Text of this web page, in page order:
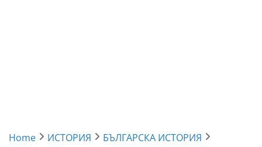
Home ИСТОРИЯ
БЪЛГАРСКА ИСТОРИЯ